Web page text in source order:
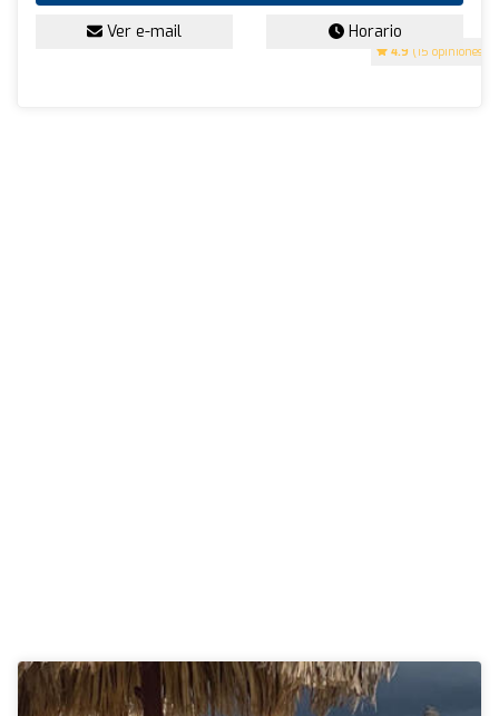
4.9 (15 opiniones)
Ver e-mail Horario